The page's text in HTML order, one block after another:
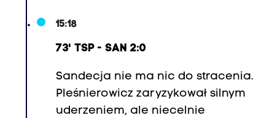
15:18
73' TSP - SAN 2:0
Sandecja nie ma nic do stracenia.
Pleśnierowicz zaryzykował silnym
uderzeniem, ale niecelnie